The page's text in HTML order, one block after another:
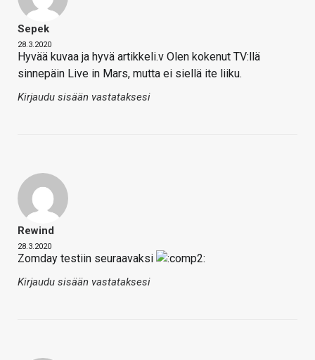
Sepek
28.3.2020
Hyvää kuvaa ja hyvä artikkeli.v Olen kokenut TV:llä
sinnepäin Live in Mars, mutta ei siellä ite liiku.
Kirjaudu sisään vastataksesi
Rewind
28.3.2020
Zomday testiin seuraavaksi
Kirjaudu sisään vastataksesi